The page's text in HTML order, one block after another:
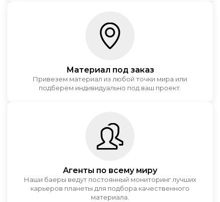
Материал под заказ
Привезем материал из любой точки мира или
подберем индивидуально под ваш проект.
Агенты по всему миру
Наши баеры ведут постоянный мониторинг лучших
карьеров планеты для подбора качественного
материала.